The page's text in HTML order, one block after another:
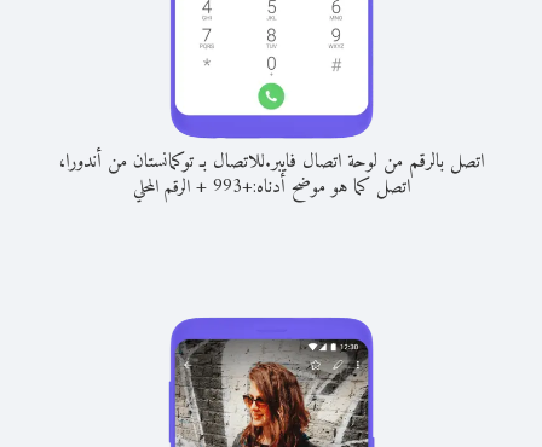
اتصل بالرقم من لوحة اتصال فايبر.للاتصال بـ توكمانستان من أندورا،
اتصل كما هو موضح أدناه:+
993
+الرقم المحلي